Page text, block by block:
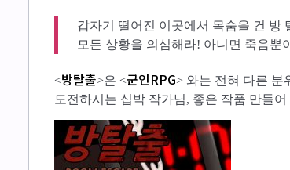
갑자기 떨어진 이곳에서 목숨을 건 방
모든 상황을 의심해라! 아니면 죽음뿐
<방탈출>은 <군인RPG> 와는 전혀 다른 분
도전하시는 십박 작가님, 좋은 작품 만들